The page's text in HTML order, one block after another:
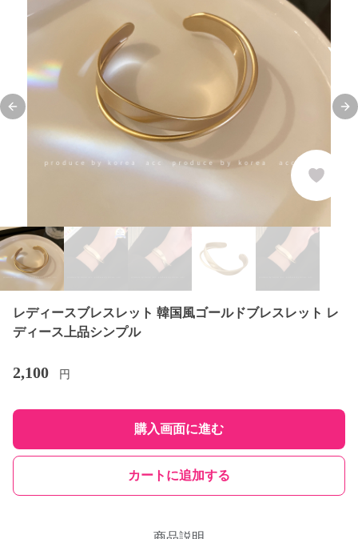
Previous slide
レディースブレスレット 韓国風ゴールドブレスレット レ
ディース上品シンプル
2,100 円
購入画面に進む
カートに追加する